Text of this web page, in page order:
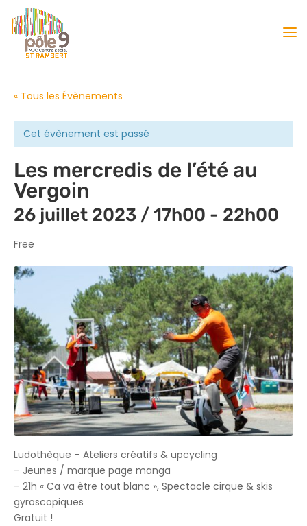
« Tous les Évènements
Cet évènement est passé
Les mercredis de l’été au
Vergoin
26 juillet 2023 / 17h00 - 22h00
Free
Ludothèque – Ateliers créatifs & upcycling
– Jeunes / marque page manga
– 21h « Ca va être tout blanc », Spectacle cirque & skis
gyroscopiques
Gratuit !